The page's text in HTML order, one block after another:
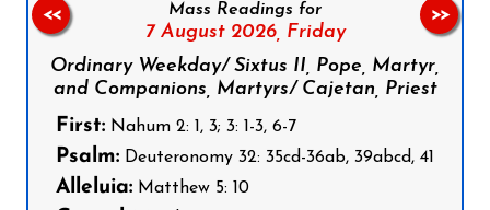
Mass Readings for
7 August 2026, Friday
Ordinary Weekday/ Sixtus II, Pope, Martyr,
and Companions, Martyrs/ Cajetan, Priest
First: Nahum 2: 1, 3; 3: 1-3, 6-7
Psalm: Deuteronomy 32: 35cd-36ab, 39abcd, 41
Alleluia: Matthew 5: 10
<< >>